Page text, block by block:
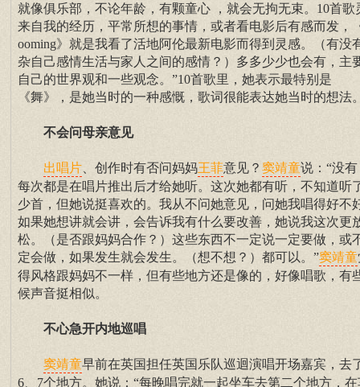
就像俱乐部，不论年龄，有颗童心 ，就会无拘无束。10首歌
来自我的经历，平常所想的事情，或者看电影后有感而发，
ooming》就是我看了活地阿伦最新电影而得到灵感。（有没
杂自己感情生活与家人之间的感情？）多多少少也会有，主
自己的世界观和一些观念。”10首歌里，她表示最特别是
《舞》，是她当时的一种感慨，歌词很能表达她当时的想法
不会问母亲意见
出唱片 、创作时有否问妈妈王菲意见？ 窦靖童说：“没
每次都是在唱片推出后才给她听。这次她都有听，不知道听
少首，但她说挺喜欢的。我从不问她意见，问她我唱得好不
如果她想讲就会讲，会告诉我有什么要改善，她说我这次更
松。（是否跟妈妈合作？）这些东西不一定说一定要做，或
定会做，如果发生就会发生。（想不想？）都可以。”窦靖童
得风格跟妈妈不一样，但有些地方还是像的，好像唱歌，有
候声音挺相似。
不心急开内地巡唱
窦靖童早前在英国担任英国乐队巡迴演唱开场嘉宾，去
6、7个地方。她说：“每晚唱完就一起坐车去第二个地方，在